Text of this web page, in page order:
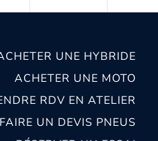
UNE HYBRIDE
ACHETER UNE MOTO
RDV EN ATELIER
FAIRE UN DEVIS PNEUS